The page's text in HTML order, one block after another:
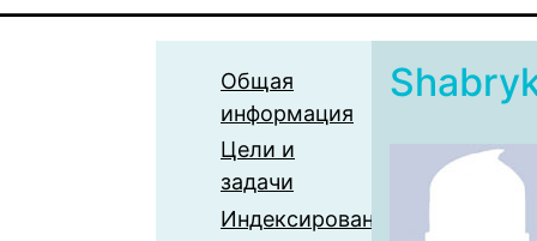
Общая
информация
Цели и
задачи
Индексирование